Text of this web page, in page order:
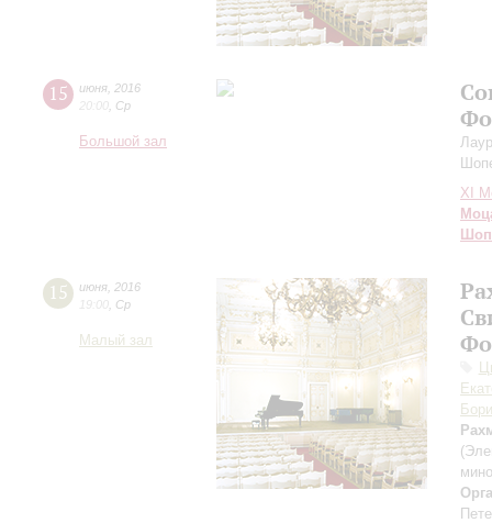
15 июня 2016
20:00 Ср
Большой зал
XI
15 июня 2016
19:00 Ср
Малый зал